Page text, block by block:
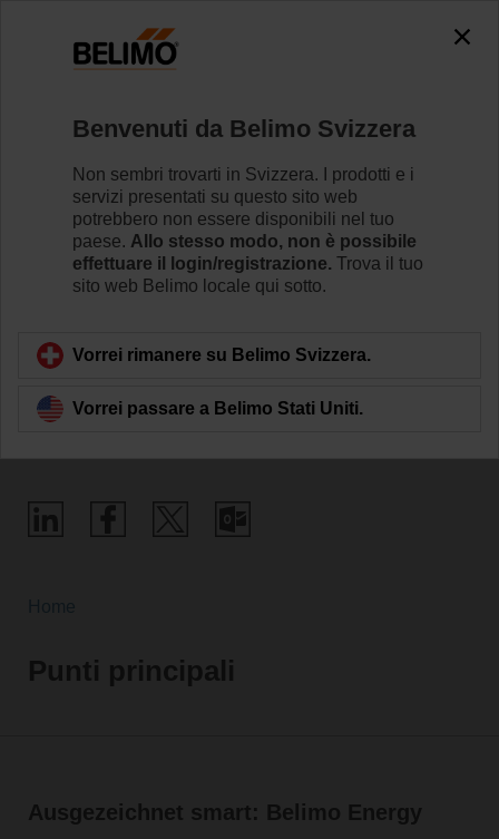
Punti principali di
Belimo
Punti principali
Ausgezeichnet smart: Belimo Energy
Benvenuti da Belimo Svizzera
Non sembri trovarti in Svizzera. I prodotti e i
servizi presentati su questo sito web
potrebbero non essere disponibili nel tuo
paese. Allo stesso modo, non è possibile
effettuare il login/registrazione. Trova il tuo
sito web Belimo locale qui sotto.
Vorrei rimanere su Belimo Svizzera.
Vorrei passare a Belimo Stati Uniti.